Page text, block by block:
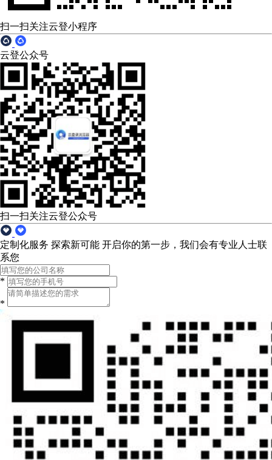
扫一扫关注云登小程序
云登公众号
扫一扫关注云登公众号
定制化服务 探索新可能 开启你的第一步，我们会有专业人士联
系您
*
*